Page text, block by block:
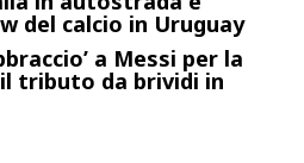
del calcio in Uruguay
a Messi per la
tributo da brividi in